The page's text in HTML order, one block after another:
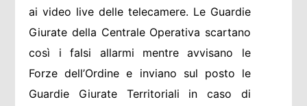
ai video live delle telecamere. Le Guardie
Giurate della Centrale Operativa scartano
così i falsi allarmi mentre avvisano le
Forze dell’Ordine e inviano sul posto le
Guardie Giurate Territoriali in caso di